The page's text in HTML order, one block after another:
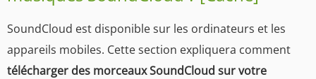
SoundCloud est disponible sur les ordinateurs et les
appareils mobiles. Cette section expliquera comment
télécharger des morceaux SoundCloud sur votre